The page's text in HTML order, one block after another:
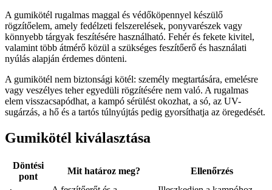
A gumikötél rugalmas maggal és védőköpennyel készülő
rögzítőelem, amely fedélzeti felszerelések, ponyvarészek vagy
könnyebb tárgyak feszítésére használható. Fehér és fekete kivitel,
valamint több átmérő közül a szükséges feszítőerő és használati
nyúlás alapján érdemes dönteni.
A gumikötél nem biztonsági kötél: személy megtartására, emelésre
vagy veszélyes teher egyedüli rögzítésére nem való. A rugalmas
elem visszacsapódhat, a kampó sérülést okozhat, a só, az UV-
sugárzás, a hő és a tartós túlnyújtás pedig gyorsíthatja az öregedését.
Gumikötél kiválasztása
Döntési
pont
Mit határoz meg? Ellenőrzés